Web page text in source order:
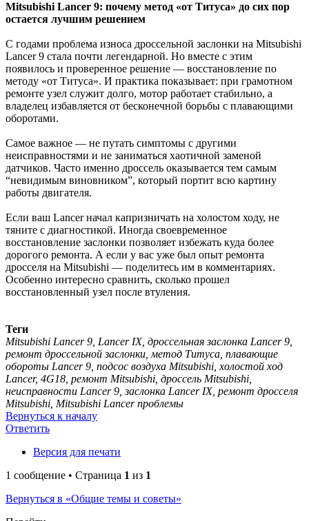
Mitsubishi Lancer 9: почему метод «от Титуса» до сих пор
остается лучшим решением
С годами проблема износа дроссельной заслонки на Mitsubishi
Lancer 9 стала почти легендарной. Но вместе с этим
появилось и проверенное решение — восстановление по
методу «от Титуса». И практика показывает: при грамотном
ремонте узел служит долго, мотор работает стабильно, а
владелец избавляется от бесконечной борьбы с плавающими
оборотами.
Самое важное — не путать симптомы с другими
неисправностями и не заниматься хаотичной заменой
датчиков. Часто именно дроссель оказывается тем самым
“невидимым виновником”, который портит всю картину
работы двигателя.
Если ваш Lancer начал капризничать на холостом ходу, не
тяните с диагностикой. Иногда своевременное
восстановление заслонки позволяет избежать куда более
дорогого ремонта. А если у вас уже был опыт ремонта
дросселя на Mitsubishi — поделитесь им в комментариях.
Особенно интересно сравнить, сколько прошел
восстановленный узел после втуления.
Теги
Mitsubishi Lancer 9, Lancer IX, дроссельная заслонка Lancer 9,
ремонт дроссельной заслонки, метод Титуса, плавающие
обороты Lancer 9, подсос воздуха Mitsubishi, холостой ход
Lancer, 4G18, ремонт Mitsubishi, дроссель Mitsubishi,
неисправности Lancer 9, заслонка Lancer IX, ремонт дросселя
Mitsubishi, Mitsubishi Lancer проблемы
Вернуться к началу
Ответить
Версия для печати
1 сообщение • Страница 1 из 1
Вернуться в «Общие темы и советы»